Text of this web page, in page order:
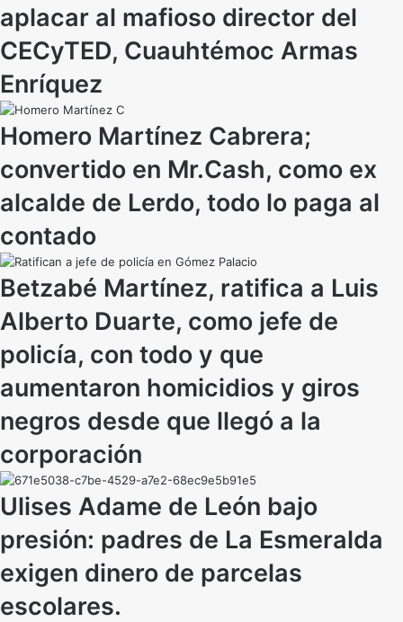
aplacar al mafioso director del
CECyTED, Cuauhtémoc Armas
Enríquez
Homero Martínez Cabrera;
convertido en Mr.Cash, como ex
alcalde de Lerdo, todo lo paga al
contado
Betzabé Martínez, ratifica a Luis
Alberto Duarte, como jefe de
policía, con todo y que
aumentaron homicidios y giros
negros desde que llegó a la
corporación
Ulises Adame de León bajo
presión: padres de La Esmeralda
exigen dinero de parcelas
escolares.